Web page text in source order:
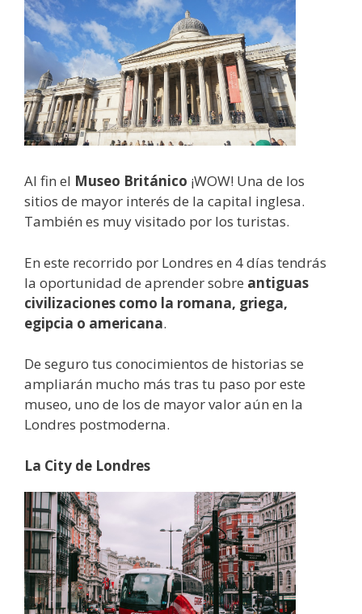
Al fin el Museo Británico ¡WOW! Una de los
sitios de mayor interés de la capital inglesa.
También es muy visitado por los turistas.
En este recorrido por Londres en 4 días tendrás
la oportunidad de aprender sobre antiguas
civilizaciones como la romana, griega,
egipcia o americana.
De seguro tus conocimientos de historias se
ampliarán mucho más tras tu paso por este
museo, uno de los de mayor valor aún en la
Londres postmoderna.
La City de Londres